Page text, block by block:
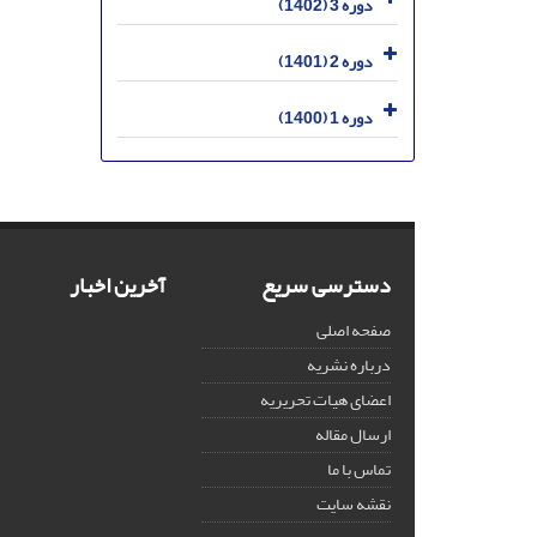
دوره 2 (1401)
دوره 1 (1400)
دسترسی سریع
صفحه اصلی
درباره نشریه
اعضای هیات تحریریه
ارسال مقاله
تماس با ما
نقشه سایت
آخرین اخبار